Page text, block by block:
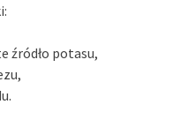
źródło potasu,